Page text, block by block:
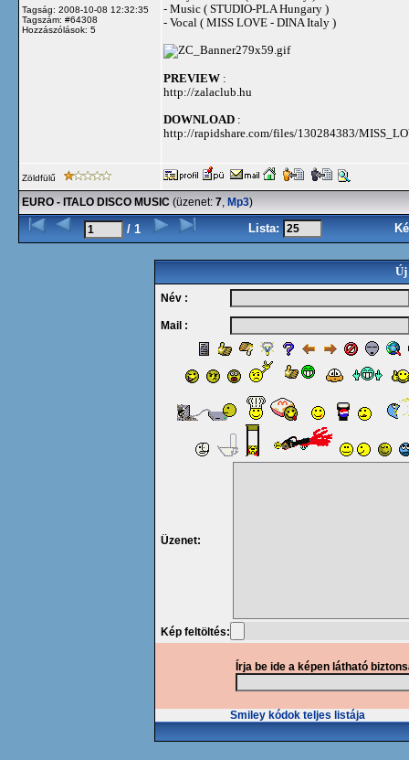
Tagság: 2008-10-08 12:32:35
Tagszám: #64308
Hozzászólások: 5
- Music ( STUDIO-PLA Hungary )
- Vocal ( MISS LOVE - DINA Italy )
PREVIEW :
http://zalaclub.hu
DOWNLOAD :
http://rapidshare.com/files/130284383/
Zöldfülű
EURO - ITALO DISCO MUSIC (üzenet: 7, Mp3)
/ 1 Lista:
Új
Név :
Mail :
Üzenet:
Kép feltöltés:
Írja be ide a képen látható
Smiley kódok teljes listája